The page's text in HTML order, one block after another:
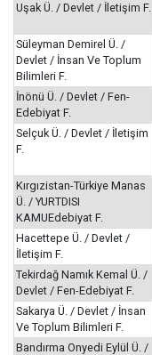
Uşak Ü. / Devlet / İletişim F.
Süleyman Demirel Ü. /
Devlet / İnsan Ve Toplum
Bilimleri F.
İnönü Ü. / Devlet / Fen-
Edebiyat F.
Selçuk Ü. / Devlet / İletişim
F.
Kırgızistan-Türkiye Manas
Ü. / YURTDISI
KAMUEdebiyat F.
Hacettepe Ü. / Devlet /
İletişim F.
Tekirdağ Namık Kemal Ü. /
Devlet / Fen-Edebiyat F.
Sakarya Ü. / Devlet / İnsan
Ve Toplum Bilimleri F.
Bandırma Onyedi Eylül Ü. /